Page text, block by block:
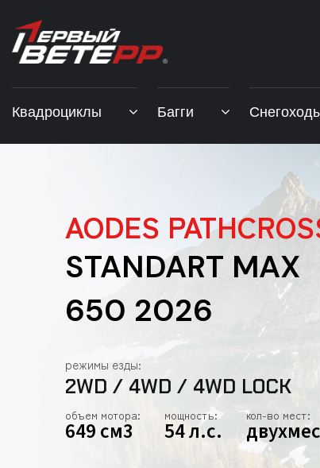
Квадроциклы Багги
AODES
STANDART MAX
650 2026
режимы езды:
2WD / 4WD / 4WD LOCK
объем мотора:
649 см3
мощность:
54 л.с.
кол-во мест: